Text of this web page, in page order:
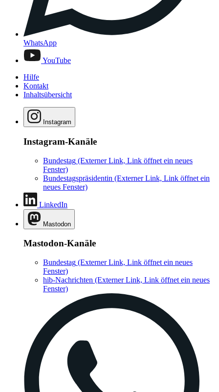
WhatsApp
YouTube
Hilfe
Kontakt
Inhaltsübersicht
Instagram
Instagram-Kanäle
Bundestag (Externer Link, Link öffnet ein neues
Fenster)
Bundestagspräsidentin (Externer Link, Link öffnet ein
neues Fenster)
LinkedIn
Mastodon
Mastodon-Kanäle
Bundestag (Externer Link, Link öffnet ein neues
Fenster)
hib-Nachrichten (Externer Link, Link öffnet ein neues
Fenster)